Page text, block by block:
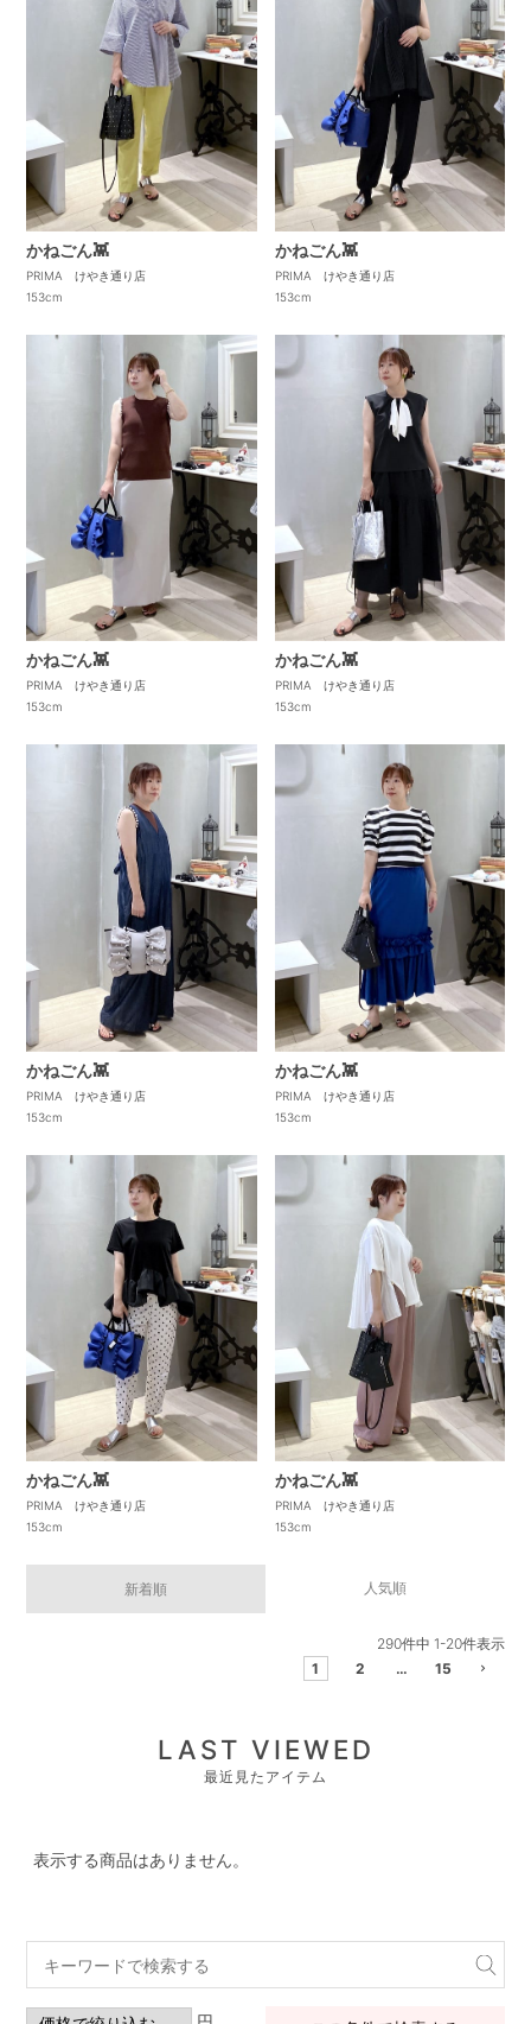
かねごん👾
PRIMA けやき通り店
153cm
かねごん👾
PRIMA けやき通り店
153cm
かねごん👾
PRIMA けやき通り店
153cm
かねごん👾
PRIMA けやき通り店
153cm
かねごん👾
PRIMA けやき通り店
153cm
かねごん👾
PRIMA けやき通り店
153cm
かねごん👾
PRIMA けやき通り店
153cm
かねごん👾
PRIMA けやき通り店
153cm
新着順 人気順
290件中 1-20件表示
1
2 … 15
LAST VIEWED
最近見たアイテム
表示する商品はありません。